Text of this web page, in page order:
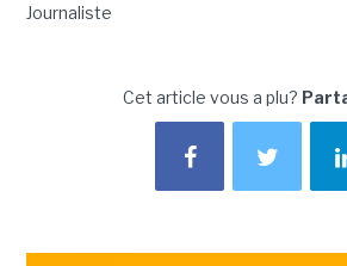
Journaliste
Cet article vous a plu?